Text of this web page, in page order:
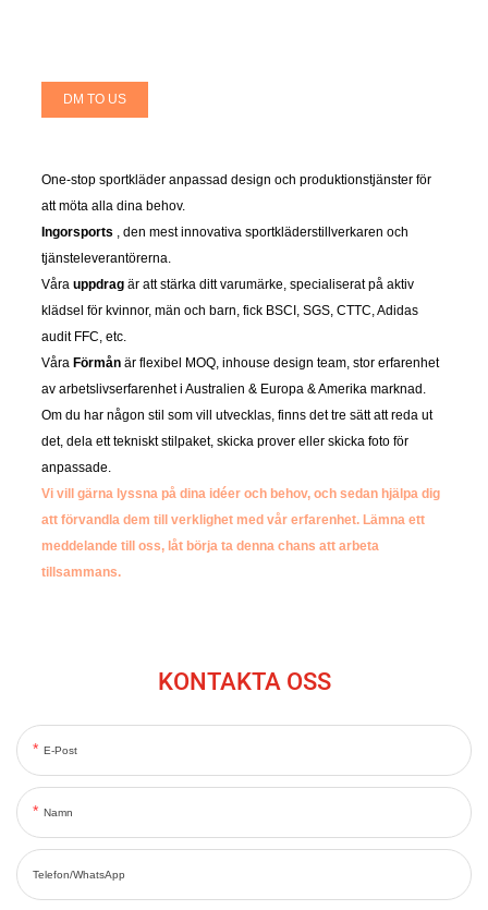
DM TO US
One-stop sportkläder anpassad design och produktionstjänster för
att möta alla dina behov.
Ingorsports
, den mest innovativa sportkläderstillverkaren och
tjänsteleverantörerna.
Vårauppdragär att stärka ditt varumärke, specialiserat på aktiv
klädsel för kvinnor, män och barn, fick BSCI, SGS, CTTC, Adidas
audit FFC, etc.
VåraFörmånär flexibel MOQ, inhouse design team, stor erfarenhet
av arbetslivserfarenhet i Australien & Europa & Amerika marknad.
Om du har någon stil som vill utvecklas, finns det tre sätt att reda ut
det, dela ett tekniskt stilpaket, skicka prover eller skicka foto för
anpassade.
Vi vill gärna lyssna på dina idéer och behov, och sedan hjälpa dig
att förvandla dem till verklighet med vår erfarenhet.Lämna ett
meddelande till oss, låt börja ta denna chans att arbeta
tillsammans.
KONTAKTA OSS
E-Post
Namn
Telefon/WhatsApp